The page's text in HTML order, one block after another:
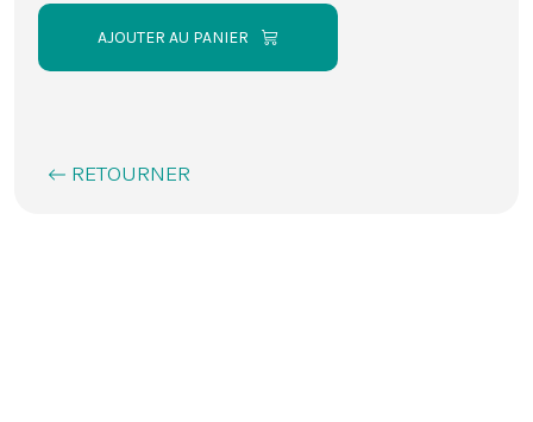
AJOUTER AU PANIER
RETOURNER